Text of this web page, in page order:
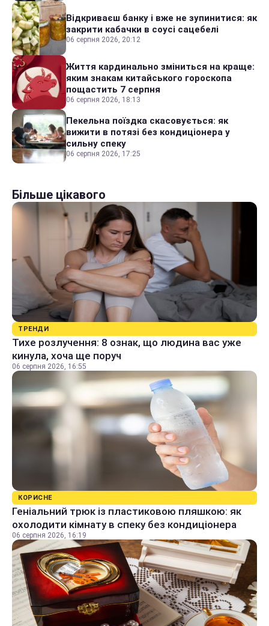
Відкриваєш банку і вже не зупинитися: як
закрити кабачки в соусі сацебелі
06 серпня 2026, 20:12
Життя кардинально зміниться на краще:
яким знакам китайського гороскопа
пощастить 7 серпня
06 серпня 2026, 18:13
Пекельна поїздка скасовується: як
вижити в потязі без кондиціонера у
сильну спеку
06 серпня 2026, 17:25
Більше цікавого
ТРЕНДИ
Тихе розлучення: 8 ознак, що людина вас уже
кинула, хоча ще поруч
06 серпня 2026, 16:55
КОРИСНЕ
Геніальний трюк із пластиковою пляшкою: як
охолодити кімнату в спеку без кондиціонера
06 серпня 2026, 16:19